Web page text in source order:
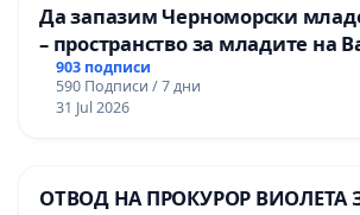
Да запазим Черноморски
– пространство за младите на
903 подписи
590 Подписи / 7 дни
31 Jul 2026
ОТВОД НА ПРОКУРОР ВИОЛЕТА